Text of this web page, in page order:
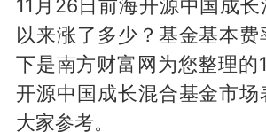
11月26日前海开源中国成
以来涨了多少？基金基本费
下是南方财富网为您整理的
开源中国成长混合基金市
大家参考。